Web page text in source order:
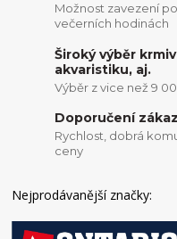
Možnost zavezení
večerních hodinách
Široký výběr
akvaristiku, aj.
Výběr z vice než 9
Doporučení
Rychlost, dobrá
ceny
Nejprodávanější značky: